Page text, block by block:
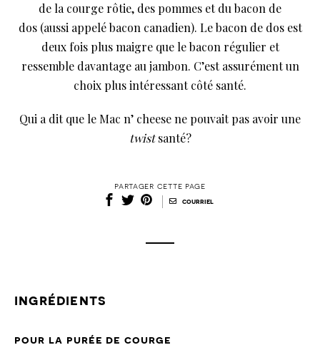
de la courge rôtie, des pommes et du bacon de
dos (aussi appelé bacon canadien). Le bacon de dos est
deux fois plus maigre que le bacon régulier et
ressemble davantage au jambon. C’est assurément un
choix plus intéressant côté santé.
Qui a dit que le Mac n’ cheese ne pouvait pas avoir une
twistsanté?
partager cette page
courriel
ingrédients
pour la purée de courge